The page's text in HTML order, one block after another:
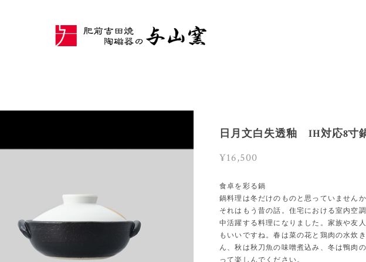
日月文白失透釉 IH対応8寸
¥16,500
食卓を彩る鍋
鍋料理は冬だけのものと思っていませんか
それはもう昔の話。住宅における室内空
中活躍する料理になりました。家族や友
もいいですね。春は菜の花と鶏肉の水炊
ん、秋は秋刀魚の味噌煮込み、冬は鴨肉
って楽しんでください。